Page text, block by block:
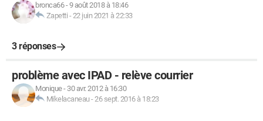
bronca66-9 août 2018 à 18:46
Zapetti -22 juin 2021 à 22:33
3 réponses
problème avec IPAD - relève courrier
Monique- 30 avr. 2012 à 16:30
Mikelacaneau-26 sept. 2016 à 18:23